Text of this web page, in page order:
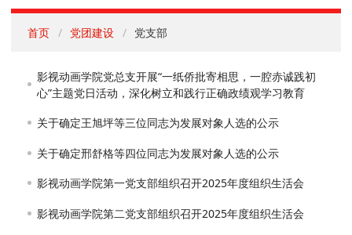
首页 党团建设 党支部
影视动画学院党总支开展“一纸侨批寄相思，一腔赤诚践初
心”主题党日活动，深化树立和践行正确政绩观学习教育
关于确定王旭坪等三位同志为发展对象人选的公示
关于确定邢舒格等四位同志为发展对象人选的公示
影视动画学院第一党支部组织召开2025年度组织生活会
影视动画学院第二党支部组织召开2025年度组织生活会